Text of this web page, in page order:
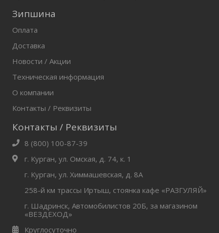
Зипшина
Оплата
Доставка
Новости / Акции
Техническая информация
О компании
Контакты / Реквизиты
Контакты / Реквизиты
8 (800) 100-87-39
г. Курган, ул. Омская, д. 74, к. 1
г. Курган, ул. Химмашевская, д. 8А
258-й км трассы Иртыш, стоянка кафе «РАЗГУЛЯЙ»
г. Шадринск, Автомобилистов 20Б, за магазином
«ВЕЗДЕХОД»
Круглосуточно